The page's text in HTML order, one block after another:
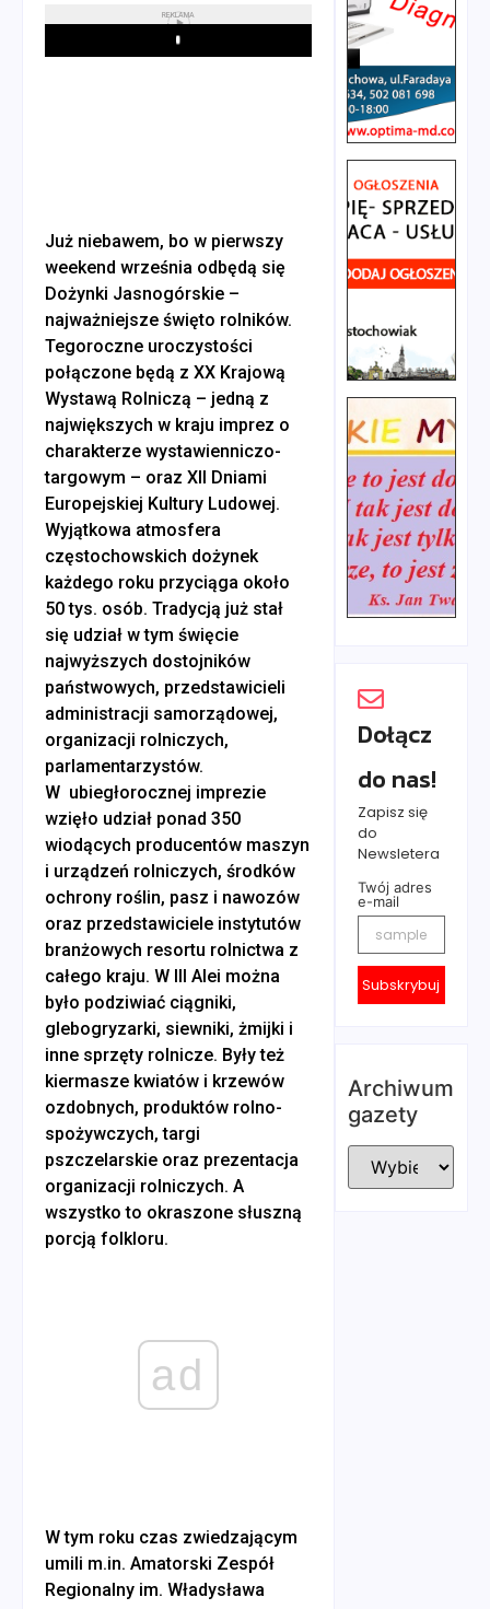
REKLAMA
Play
Już niebawem, bo w pierwszy
weekend września odbędą się
Dożynki Jasnogórskie –
najważniejsze święto rolników.
Tegoroczne uroczystości
połączone będą z XX Krajową
Wystawą Rolniczą – jedną z
największych w kraju imprez o
charakterze wystawienniczo-
targowym – oraz XII Dniami
Europejskiej Kultury Ludowej.
Wyjątkowa atmosfera
częstochowskich dożynek
każdego roku przyciąga około
50 tys. osób. Tradycją już stał
się udział w tym święcie
najwyższych dostojników
państwowych, przedstawicieli
administracji samorządowej,
organizacji rolniczych,
parlamentarzystów.
W ubiegłorocznej imprezie
wzięło udział ponad 350
wiodących producentów maszyn
i urządzeń rolniczych, środków
ochrony roślin, pasz i nawozów
oraz przedstawiciele instytutów
branżowych resortu rolnictwa z
całego kraju. W III Alei można
było podziwiać ciągniki,
glebogryzarki, siewniki, żmijki i
inne sprzęty rolnicze. Były też
kiermasze kwiatów i krzewów
ozdobnych, produktów rolno-
spożywczych, targi
pszczelarskie oraz prezentacja
organizacji rolniczych. A
wszystko to okraszone słuszną
porcją folkloru.
ad
W tym roku czas zwiedzającym
umili m.in. Amatorski Zespół
Regionalny im. Władysława
Dołącz
do nas!
Zapisz się
do
Newsletera
Twój adres
e-mail
Subskrybuj
Archiwum
gazety